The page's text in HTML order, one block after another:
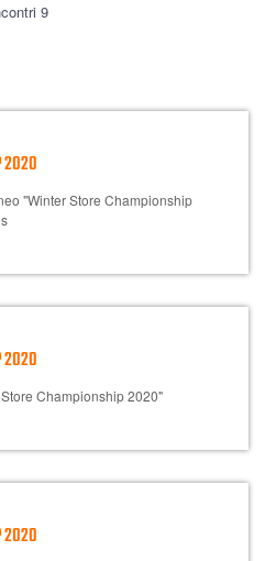
9
2020
"Winter Store Championship
2020
Championship 2020"
2020